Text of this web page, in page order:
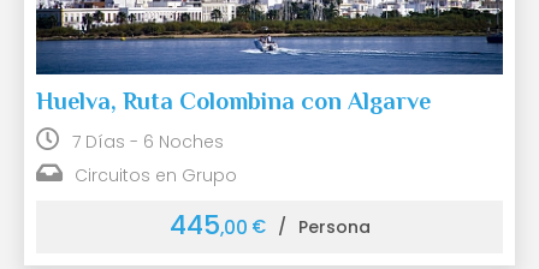
Huelva, Ruta Colombina con Algarve
7 Días - 6 Noches
Circuitos en Grupo
445,00 € / Persona